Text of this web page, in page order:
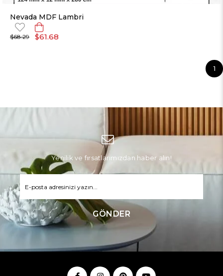
Nevada MDF Lambri
$61.68
$68.29
1
Yenilik ve fırsatlarımızdan haber alın!
GÖNDER